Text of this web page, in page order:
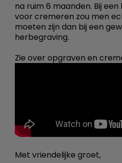
na ruim 6 maanden. Bij
voor cremeren zou men
moeten zijn dan bij een
herbegraving.
Zie over opgraven en
Met vriendelijke groet,